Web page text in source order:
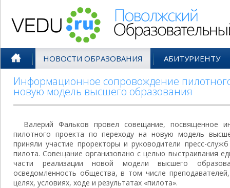
НОВОСТИ ОБРАЗОВАНИЯ АБИТУРИЕНТУ
Информационное сопровождение
новую модель высшего образования
Валерий Фальков провел совещание, посвященное
пилотного проекта по переходу на новую модель
приняли участие проректоры и руководители пресс-
пилота. Совещание организовано с целью выстраивания
части реализации новой модели высшего
осведомленность общества, в том числе
целях, условиях, ходе и результатах «пилота».